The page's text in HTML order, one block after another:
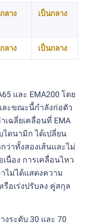
ลาง เป็นกลาง
ลาง เป็นกลาง
และ EMA200 โดย
ละขณะนี้กำลังก่อตัว
เฉลี่ยเคลื่อนที่ EMA
ดนามิก ได้เปลี่ยน
ว่าทั้งสองเส้นและไม่
นื่อง การเคลื่อนไหว
ไม่ได้แสดงความ
อเร่งปรับลง คู่สกุล
งระดับ 30 และ 70